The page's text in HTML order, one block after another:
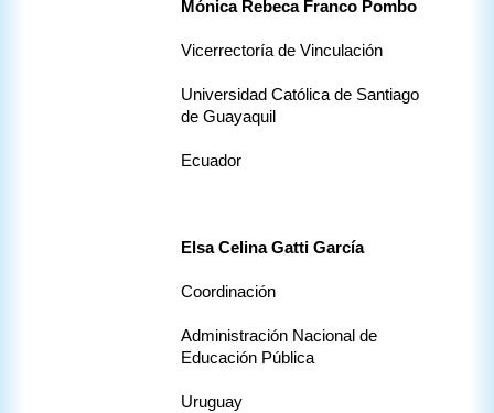
Mónica Rebeca Franco Pombo
Vicerrectoría de Vinculación
Universidad Católica de Santiago
de Guayaquil
Ecuador
Elsa Celina Gatti García
Coordinación
Administración Nacional de
Educación Pública
Uruguay